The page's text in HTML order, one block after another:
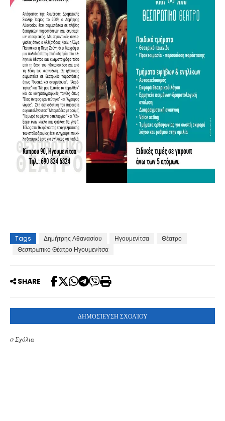
Tags Δημήτρης Αθανασίου Ηγουμενίτσα
Θέατρο
Θεσπρωτικό Θέατρο Ηγουμενίτσα
SHARE
ΔΗΜΟΣΊΕΥΣΗ ΣΧΟΛΊΟΥ
0 Σχόλια